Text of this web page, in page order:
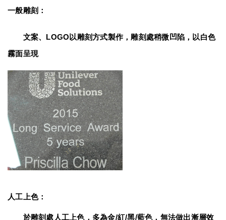
一般雕刻：
文案、LOGO以雕刻方式製作，雕刻處稍微凹陷，以白色
霧面呈現
人工上色：
於雕刻處人工上色，多為金/紅/黑/藍色，無法做出漸層效